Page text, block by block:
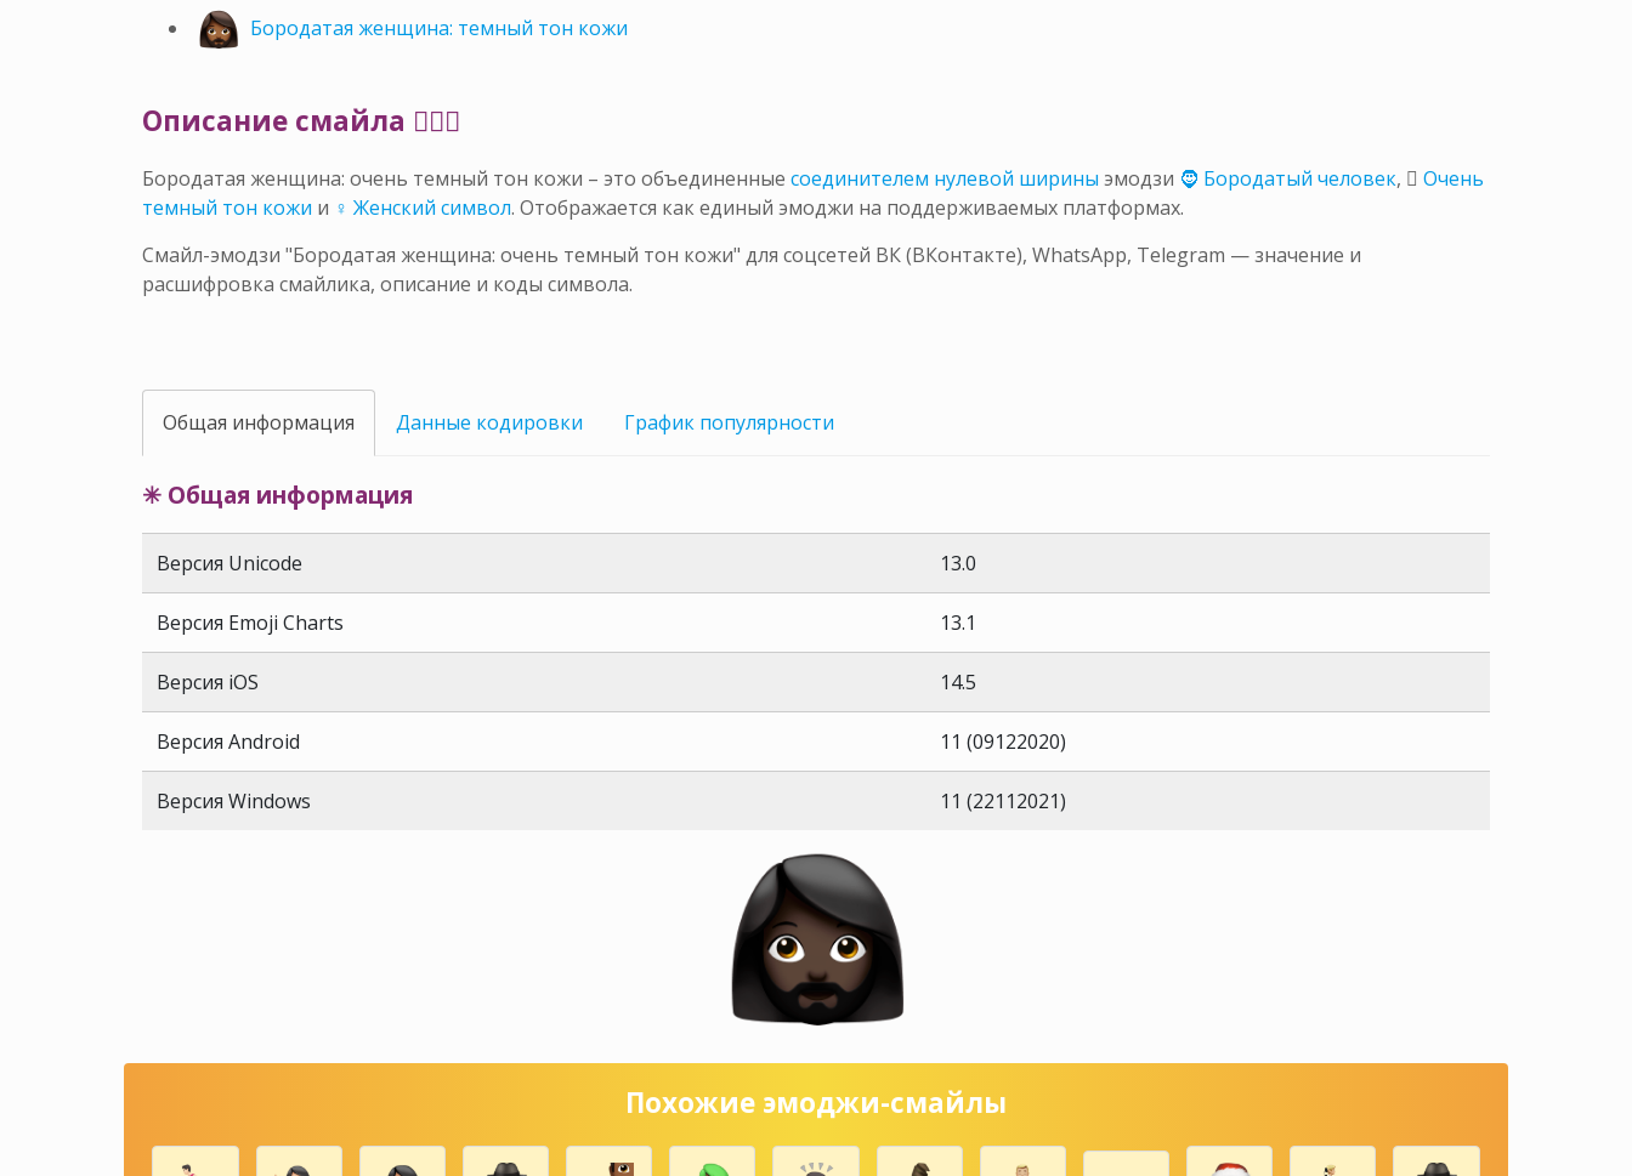
Бородатая женщина: темный тон кожи
Описание смайла 🧔🏿‍♀️
Бородатая женщина: очень темный тон кожи – это объединенные соединителем нулевой ширины эмодзи 🧔 Бородатый человек, 🏿 Очень
темный тон кожи и ♀ Женский символ. Отображается как единый эмоджи на поддерживаемых платформах.
Смайл-эмодзи "Бородатая женщина: очень темный тон кожи" для соцсетей ВК (ВКонтакте), WhatsApp, Telegram — значение и
расшифровка смайлика, описание и коды символа.
Общая информация Данные кодировки График популярности
✳ Общая информация
Версия Unicode 13.0
Версия Emoji Charts 13.1
Версия iOS 14.5
Версия Android 11 (09122020)
Версия Windows 11 (22112021)
Похожие эмоджи-смайлы